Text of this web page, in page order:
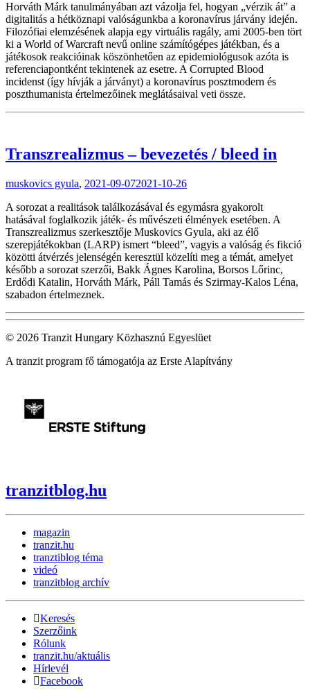
Horváth Márk tanulmányában azt vázolja fel, hogyan „vérzik át” a
digitalitás a hétköznapi valóságunkba a koronavírus járvány idején.
Filozófiai elemzésének alapja egy virtuális ragály, ami 2005-ben tört
ki a World of Warcraft nevű online számítógépes játékban, és a
játékosok reakcióinak köszönhetően az epidemiológusok azóta is
referenciapontként tekintenek az esetre. A Corrupted Blood
incidenst (így hívják a járványt) a koronavírus posztmodern és
poszthumanista értelmezőinek meglátásaival veti össze.
Transzrealizmus – bevezetés / bleed in
muskovics gyula, 2021-09-072021-10-26
A sorozat a realitások találkozásával és egymásra gyakorolt
hatásával foglalkozik játék- és művészeti élmények esetében. A
Transzrealizmus szerkesztője Muskovics Gyula, aki az élő
szerepjátékokban (LARP) ismert “bleed”, vagyis a valóság és fikció
közötti átvérzés jelenségén keresztül közelíti meg a témát, amelyet
később a sorozat szerzői, Bakk Ágnes Karolina, Borsos Lőrinc,
Erdődi Katalin, Horváth Márk, Páll Tamás és Szirmay-Kalos Léna,
szabadon értelmeznek.
© 2026 Tranzit Hungary Közhasznú Egyeslüet
A tranzit program fő támogatója az Erste Alapítvány
tranzitblog.hu
magazin
tranzit.hu
tranztiblog téma
videó
tranzitblog archív
Keresés
Szerzőink
Rólunk
tranzit.hu/aktuális
Hírlevél
Facebook